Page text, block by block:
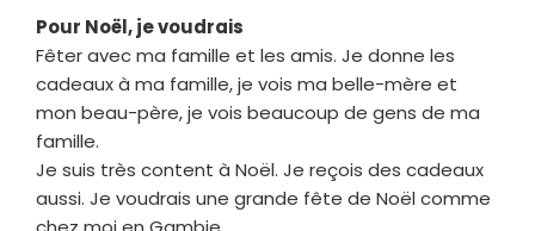
Pour Noël, je voudrais
Fêter avec ma famille et les amis. Je donne les
cadeaux à ma famille, je vois ma belle-mère et
mon beau-père, je vois beaucoup de gens de ma
famille.
Je suis très content à Noël. Je reçois des cadeaux
aussi. Je voudrais une grande fête de Noël comme